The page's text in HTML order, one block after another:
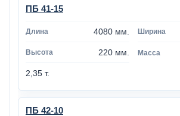
ПБ 41-15
4080 мм.
220 мм.
2,35 т.
ПБ 42-10